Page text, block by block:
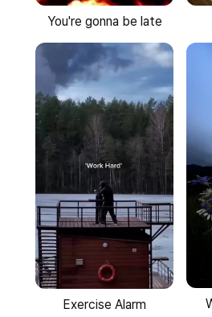
You're gonna be late
Exercise Alarm